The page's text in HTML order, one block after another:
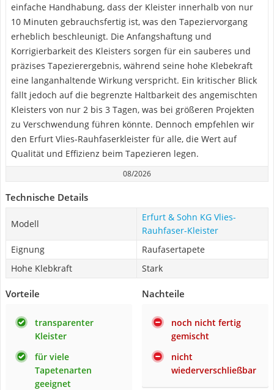
einfache Handhabung, dass der Kleister innerhalb von nur
10 Minuten gebrauchsfertig ist, was den Tapeziervorgang
erheblich beschleunigt. Die Anfangshaftung und
Korrigierbarkeit des Kleisters sorgen für ein sauberes und
präzises Tapezierergebnis, während seine hohe Klebekraft
eine langanhaltende Wirkung verspricht. Ein kritischer Blick
fällt jedoch auf die begrenzte Haltbarkeit des angemischten
Kleisters von nur 2 bis 3 Tagen, was bei größeren Projekten
zu Verschwendung führen könnte. Dennoch empfehlen wir
den Erfurt Vlies-Rauhfaserkleister für alle, die Wert auf
Qualität und Effizienz beim Tapezieren legen.
08/2026
Technische Details
Modell
Erfurt & Sohn KG Vlies-
Rauhfaser-Kleister
Eignung
Raufasertapete
Hohe Klebkraft
Stark
Vorteile
transparenter
Kleister
für viele
Tapetenarten
geeignet
Nachteile
noch nicht fertig
gemischt
nicht
wiederverschließbar